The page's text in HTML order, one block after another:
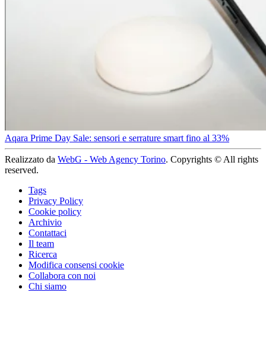
Aqara Prime Day Sale: sensori e serrature smart fino al 33%
Realizzato da WebG - Web Agency Torino. Copyrights © All rights
reserved.
Tags
Privacy Policy
Cookie policy
Archivio
Contattaci
Il team
Ricerca
Modifica consensi cookie
Collabora con noi
Chi siamo